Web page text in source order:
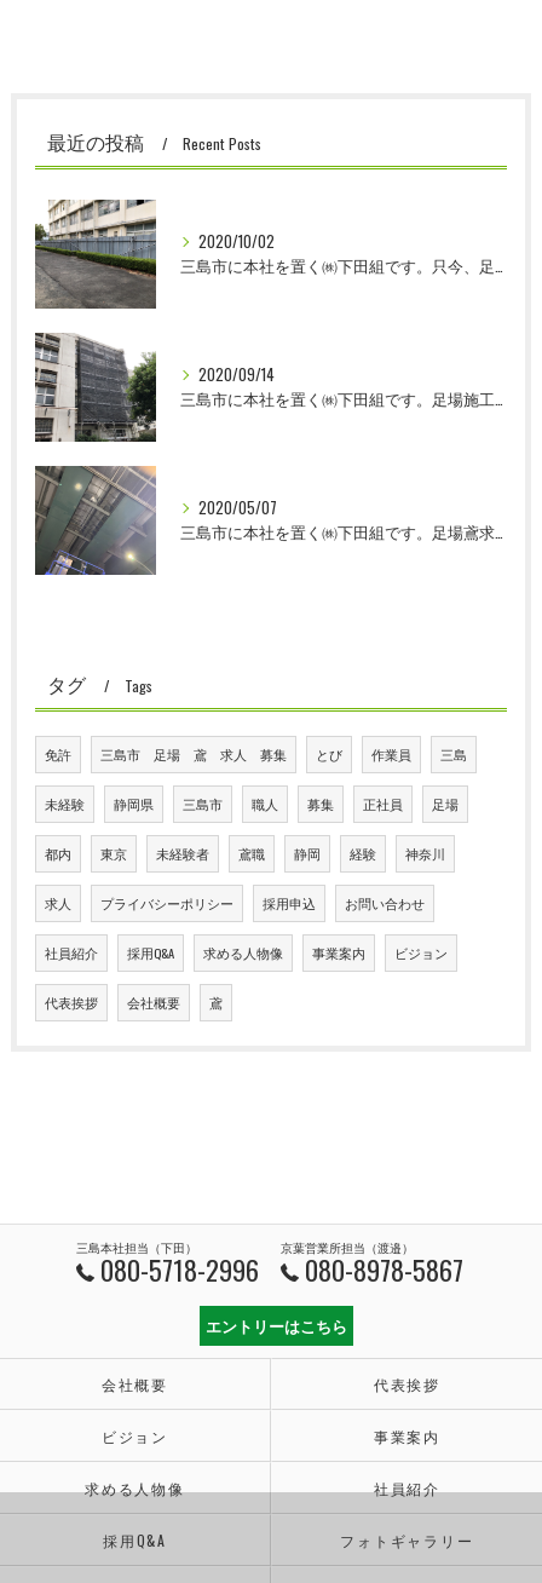
最近の投稿 Recent Posts
2020/10/02
三島市に本社を置く㈱下田組です。只今、足場鳶の求人募集中です。
2020/09/14
三島市に本社を置く㈱下田組です。足場施工を主に鳶工事を請負っております。只今、求人 募集中です。
2020/05/07
三島市に本社を置く㈱下田組です。足場鳶求人募集中です。
タグ Tags
免許 三島市 足場 鳶 求人 募集 とび 作業員 三島
未経験 静岡県 三島市 職人 募集 正社員 足場
都内 東京 未経験者 鳶職 静岡 経験 神奈川
求人 プライバシーポリシー 採用申込 お問い合わせ
社員紹介 採用Q&A 求める人物像 事業案内 ビジョン
代表挨拶 会社概要 鳶
三島本社担当（下田）
080-5718-2996
京葉営業所担当（渡邉）
080-8978-5867
エントリーはこちら
会社概要 代表挨拶
ビジョン 事業案内
求める人物像 社員紹介
採用Q&A フォトギャラリー